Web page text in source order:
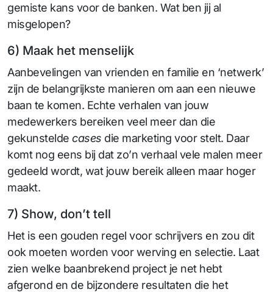
gemiste kans voor de banken. Wat ben jij al
misgelopen?
6) Maak het menselijk
Aanbevelingen van vrienden en familie en ‘netwerk’
zijn de belangrijkste manieren om aan een nieuwe
baan te komen. Echte verhalen van jouw
medewerkers bereiken veel meer dan die
gekunstelde cases die marketing voor stelt. Daar
komt nog eens bij dat zo’n verhaal vele malen meer
gedeeld wordt, wat jouw bereik alleen maar hoger
maakt.
7) Show, don’t tell
Het is een gouden regel voor schrijvers en zou dit
ook moeten worden voor werving en selectie. Laat
zien welke baanbrekend project je net hebt
afgerond en de bijzondere resultaten die het